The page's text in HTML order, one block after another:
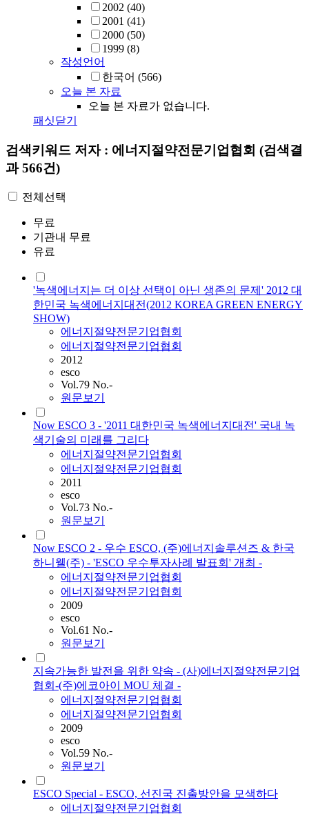
2002 (40)
2001 (41)
2000 (50)
1999 (8)
작성언어
한국어 (566)
오늘 본 자료
오늘 본 자료가 없습니다.
패싯닫기
검색키워드 저자 : 에너지절약전문기업협회 (검색결
과 566건)
전체선택
무료
기관내 무료
유료
'녹색에너지는 더 이상 선택이 아닌 생존의 문제' 2012 대
한민국 녹색에너지대전(2012 KOREA GREEN ENERGY
SHOW)
에너지절약전문기업협회
에너지절약전문기업협회
2012
esco
Vol.79 No.-
원문보기
Now ESCO 3 - '2011 대한민국 녹색에너지대전' 국내 녹
색기술의 미래를 그리다
에너지절약전문기업협회
에너지절약전문기업협회
2011
esco
Vol.73 No.-
원문보기
Now ESCO 2 - 우수 ESCO, (주)에너지솔루션즈 & 한국
하니웰(주) - 'ESCO 우수투자사례 발표회' 개최 -
에너지절약전문기업협회
에너지절약전문기업협회
2009
esco
Vol.61 No.-
원문보기
지속가능한 발전을 위한 약속 - (사)에너지절약전문기업
협회-(주)에코아이 MOU 체결 -
에너지절약전문기업협회
에너지절약전문기업협회
2009
esco
Vol.59 No.-
원문보기
ESCO Special - ESCO, 선진국 진출방안을 모색하다
에너지절약전문기업협회